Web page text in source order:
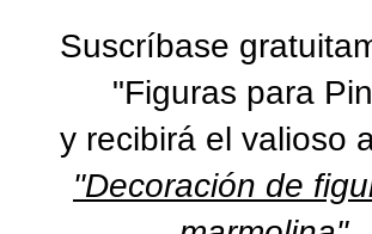
Suscríbase
"Figuras para
y recibirá el valioso
"Decoración de